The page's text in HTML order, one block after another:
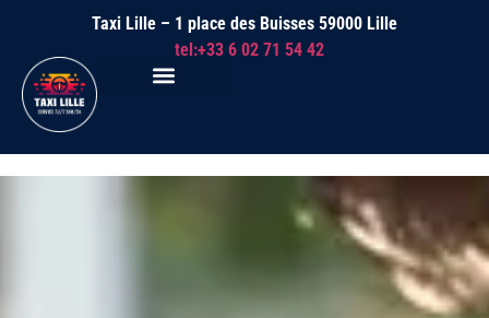
Taxi Lille – 1 place des Buisses 59000 Lille
tel:+33 6 02 71 54 42